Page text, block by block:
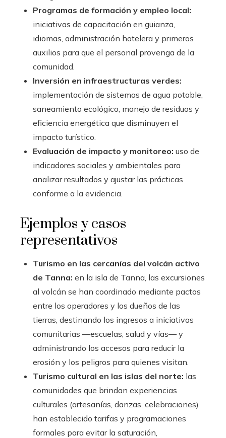
Programas de formación y empleo local:
iniciativas de capacitación en guianza,
idiomas, administración hotelera y primeros
auxilios para que el personal provenga de la
comunidad.
Inversión en infraestructuras verdes:
implementación de sistemas de agua potable,
saneamiento ecológico, manejo de residuos y
eficiencia energética que disminuyen el
impacto turístico.
Evaluación de impacto y monitoreo: uso de
indicadores sociales y ambientales para
analizar resultados y ajustar las prácticas
conforme a la evidencia.
Ejemplos y casos
representativos
Turismo en las cercanías del volcán activo
de Tanna: en la isla de Tanna, las excursiones
al volcán se han coordinado mediante pactos
entre los operadores y los dueños de las
tierras, destinando los ingresos a iniciativas
comunitarias —escuelas, salud y vías— y
administrando los accesos para reducir la
erosión y los peligros para quienes visitan.
Turismo cultural en las islas del norte: las
comunidades que brindan experiencias
culturales (artesanías, danzas, celebraciones)
han establecido tarifas y programaciones
formales para evitar la saturación,